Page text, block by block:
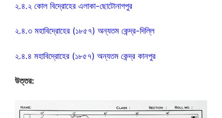
২.৪.২ কোল বিদ্রোহের এলাকা-ছোটোনাগপুর
২.৪.৩ মহাবিদ্রোহের (১৮৫৭) অন্যতম কেন্দ্র-দিল্লি
২.৪.৪ মহাবিদ্রোহের (১৮৫৭) অন্যতম কেন্দ্র কানপুর
উত্তর: